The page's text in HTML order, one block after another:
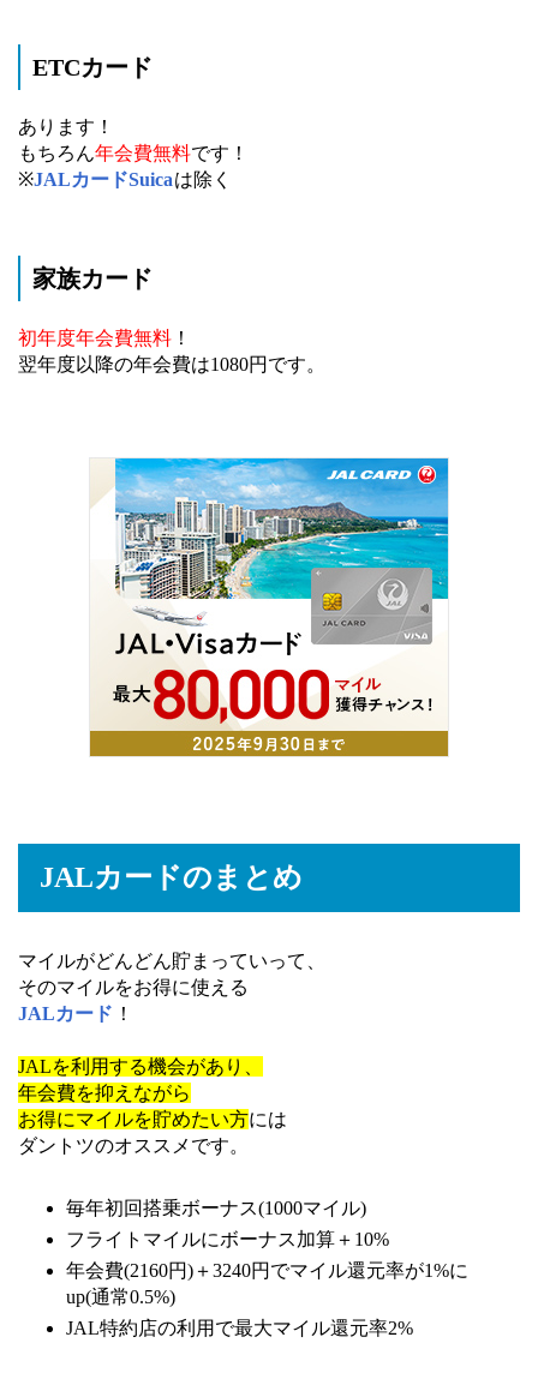
ETCカード
あります！
もちろん年会費無料です！
※JALカードSuicaは除く
家族カード
初年度年会費無料 ！
翌年度以降の年会費は1080円です。
JALカードのまとめ
マイルがどんどん貯まっていって、
そのマイルをお得に使える
JALカード ！
JALを利用する機会があり、
年会費を抑えながら
お得にマイルを貯めたい方には
ダントツのオススメです。
毎年初回搭乗ボーナス(1000マイル)
フライトマイルにボーナス加算＋10%
年会費(2160円)＋3240円でマイル還元率が1%に
up(通常0.5%)
JAL特約店の利用で最大マイル還元率2%